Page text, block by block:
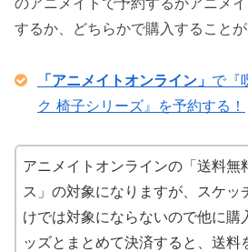
するか、どちらかで購入すること
「アニメイトオンライン」 で『
ク 椅子シリーズ』を予約する！
アニメイトオンラインの「送料無
ス」の対象になりますが、スケッ
けでは対象にならないので他に購
ッズとまとめて決済すると、送料